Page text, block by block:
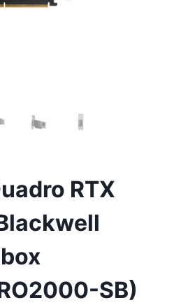
RTX
SB)